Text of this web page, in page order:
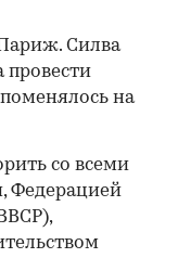
Силва
провести
поменялось на
со всеми
Федерацией